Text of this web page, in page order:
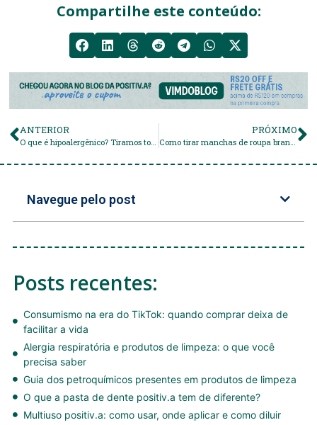
Compartilhe este conteúdo:
ANTERIOR PRÓXIMO
Navegue pelo post
Posts recentes:
Consumismo na era do TikTok: quando comprar deixa de
facilitar a vida
Alergia respiratória e produtos de limpeza: o que você
precisa saber
Guia dos petroquímicos presentes em produtos de limpeza
O que a pasta de dente positiv.a tem de diferente?
Multiuso positiv.a: como usar, onde aplicar e como diluir